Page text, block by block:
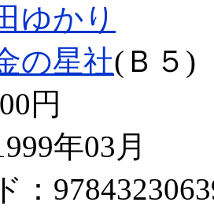
ゆかり
の星社(Ｂ５)
円
年03月
：